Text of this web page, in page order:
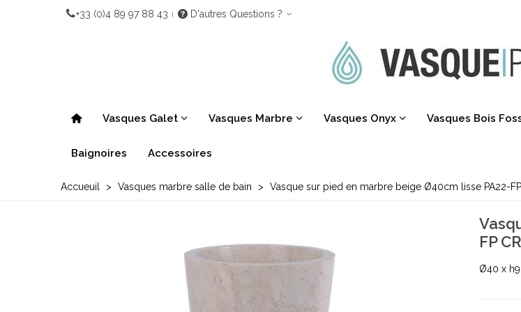
+33 (0)4 89 97 88 43 D'autres Questions ?
Vasques Galet Vasques Marbre Vasques Onyx Vasques Bois
Baignoires Accessoires
Accueuil > Vasques marbre salle de bain > Vasque sur pied en marbre beige Ø40cm lisse PA22-FP
FP
Ø40 x